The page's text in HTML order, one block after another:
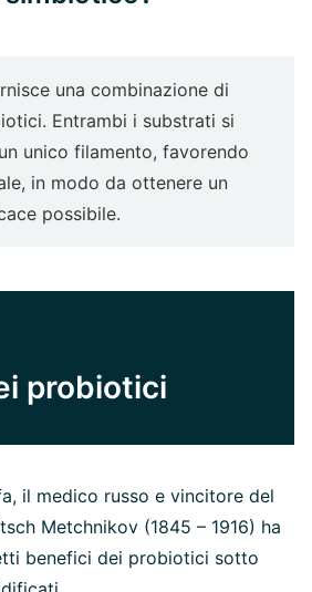
una combinazione di
Entrambi i substrati si
unico filamento, favorendo
in modo da ottenere un
possibile.
probiotici
il medico russo e vincitore del
Metchnikov (1845 – 1916) ha
benefici dei probiotici sotto